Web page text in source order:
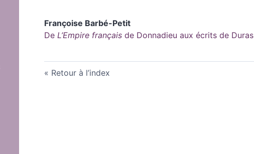
Françoise Barbé-Petit
De L’Empire français de Donnadieu aux écrits de Duras
Retour à l’index